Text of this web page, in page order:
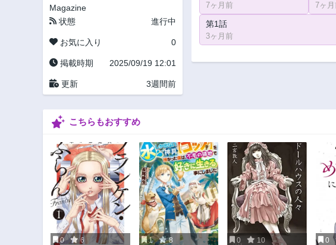
Magazine
状態
進行中
お気に入り 0
掲載時期 2025/09/19 12:01
更新 3週間前
7ヶ月前 7ヶ月
第1話
3ヶ月前
こちらもおすすめ
0 6 1 8 0 10 0